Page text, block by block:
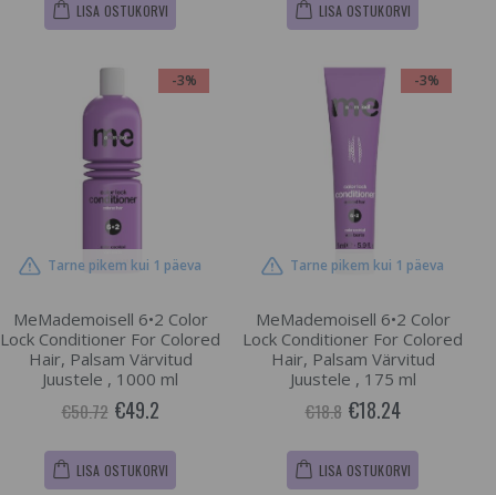
LISA OSTUKORVI LISA OSTUKORVI
-3%
Tarne pikem kui 1 päeva
MeMademoisell 6•2 Color
Lock Conditioner For Colored
Hair, Palsam Värvitud
Juustele , 1000 ml
€50.72 €49.2
LISA OSTUKORVI
-3%
Tarne pikem kui 1 päeva
MeMademoisell 6•2 Color
Lock Conditioner For Colored
Hair, Palsam Värvitud
Juustele , 175 ml
€18.8 €18.24
LISA OSTUKORVI